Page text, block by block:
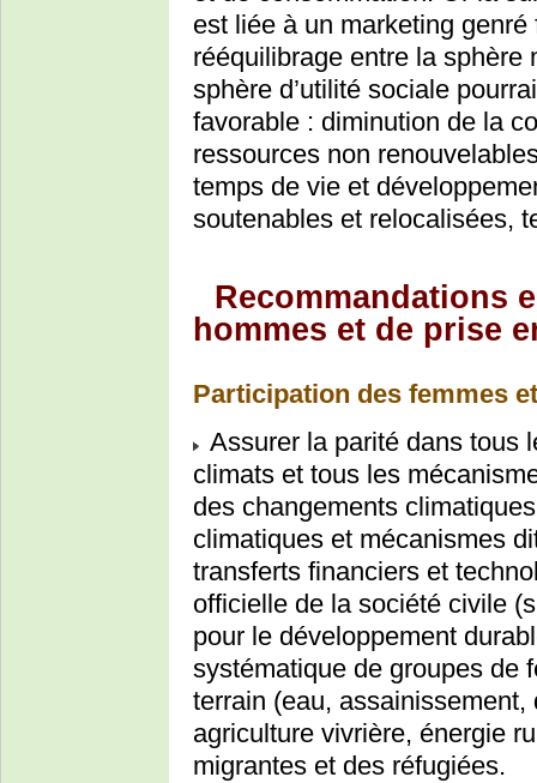
est liée à un marketing
rééquilibrage entre la sphère
sphère d’utilité sociale
favorable : diminution de la
ressources non
temps de vie et
soutenables et relocalisées,
Recommandations
hommes et de prise
Participation des femmes
Assurer la parité dans tous
climats et tous les
des changements
climatiques et mécanismes
transferts financiers et
officielle de la société civile
pour le développement
systématique de groupes de
terrain (eau,
agriculture vivrière, énergie
migrantes et des réfugiées.